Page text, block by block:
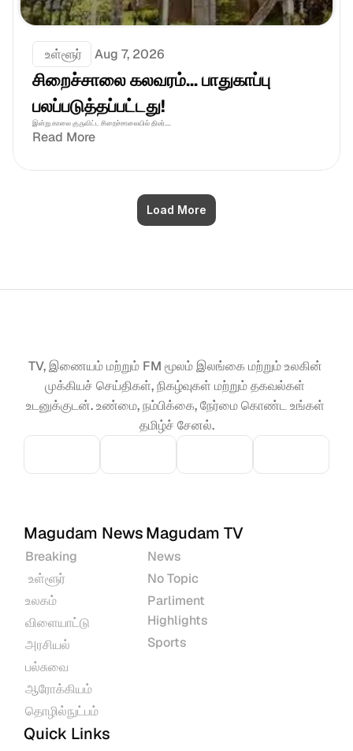
உள்ளூர் Aug 7, 2026
சிறைச்சாலை கலவரம்... பாதுகாப்பு
பலப்படுத்தப்பட்டது!
இன்று காலை குருவிட்ட சிறைச்சாலையில் திடீர்....
Read More
Load More
TV, இணையம் மற்றும் FM மூலம் இலங்கை மற்றும் உலகின்
முக்கியச் செய்திகள், நிகழ்வுகள் மற்றும் தகவல்கள்
உடனுக்குடன். உண்மை, நம்பிக்கை, நேர்மை கொண்ட உங்கள்
தமிழ்ச் சேனல்.
Magudam News
Breaking
உள்ளூர்
உலகம்
விளையாட்டு
அரசியல்
பல்சுவை
ஆரோக்கியம்
தொழில்நுட்பம்
Magudam TV
News
No Topic
Parliment
Highlights
Sports
Quick Links